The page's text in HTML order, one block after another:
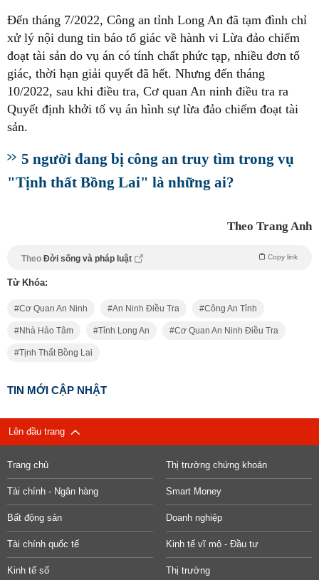
Đến tháng 7/2022, Công an tỉnh Long An đã tạm đình chỉ
xử lý nội dung tin báo tố giác về hành vi Lừa đảo chiếm
đoạt tài sản do vụ án có tính chất phức tạp, nhiều đơn tố
giác, thời hạn giải quyết đã hết. Nhưng đến tháng
10/2022, sau khi điều tra, Cơ quan An ninh điều tra ra
Quyết định khởi tố vụ án hình sự lừa đảo chiếm đoạt tài
sản.
5 người đang bị công an truy tìm trong vụ
"Tịnh thất Bồng Lai" là những ai?
Theo Trang Anh
Theo Đời sống và pháp luật Copy link
Từ Khóa:
Cơ Quan An Ninh An Ninh Điều Tra Công An Tỉnh
Nhà Hảo Tâm Tỉnh Long An Cơ Quan An Ninh Điều Tra
Tịnh Thất Bồng Lai
TIN MỚI CẬP NHẬT
Lên đầu trang
Trang chủ Thị trường chứng khoán
Tài chính - Ngân hàng Smart Money
Bất động sản Doanh nghiệp
Tài chính quốc tế Kinh tế vĩ mô - Đầu tư
Kinh tế số Thị trường